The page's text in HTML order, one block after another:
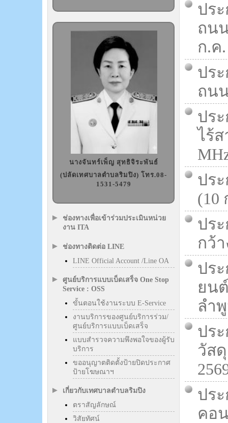
นางจันทร์เพ็ญ สุทธิจิระพันธ์
(ปลัดเทศบาลตำบลริมปิง) โทร.08-
1531-5479
ช่องทางเพื่อเข้าร่วมประเมินหน่วย
งาน ITA
ช่องทางติดต่อ LINE
LINE Official Account /Line OA
ศูนย์บริการแบบเบ็ดเสร็จ One Stop
Service : OSS
ขั้นตอนใช้งานระบบ E-Service
งานบริการของศูนย์บริการร่วม/
ศูนย์บริการแบบเบ็ดเสร็จ
แบบสำรวจความพึงพอใจของผู้รับ
บริการ
ขออนุญาตติดตั้งป้ายปิดประกาศ
ป้ายโฆษณาฯ
เกี่ยวกับเทศบาลตำบลริมปิง
ตราสัญลักษณ์
วิสัยทัศน์
ปร
ถน
ก.ค
ปร
ถน
ปร
ไร้
ปร
(10
ปร
กว้
ปร
ยน
ลำ
ปร
วัส
ปร
คอ